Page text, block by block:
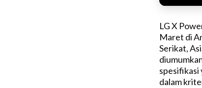
LG X
Maret di
Serikat,
spesifikasi
dalam